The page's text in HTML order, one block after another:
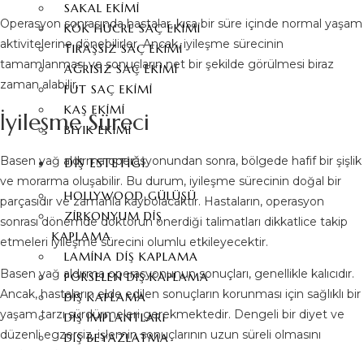
SAKAL EKIMI
KÖK HÜCRE SAÇ EKIMI
TIRAŞSIZ SAÇ EKIMI
AĞRISIZ SAÇ EKIMI
FUT SAÇ EKIMI
KAŞ EKIMI
BIYIK EKIMI
DIŞ ESTETIĞI
HOLLYWOOD GÜLÜŞÜ
ZIRKONYUM DIŞ
KAPLAMA
LAMINA DIŞ KAPLAMA
PORSELEN DIŞ KAPLAMA
DIŞ KAPLAMA
DIŞ İMPLANTLARI
DIŞ BEYAZLATMA
Operasyon sonrasında hastalar, kısa bir süre içinde normal yaşam
aktivitelerine dönebilirler. Ancak, iyileşme sürecinin
tamamlanması ve sonuçların net bir şekilde görülmesi biraz
zaman alabilir.
İyileşme Süreci
Basen yağ aldırma operasyonundan sonra, bölgede hafif bir şişlik
ve morarma oluşabilir. Bu durum, iyileşme sürecinin doğal bir
parçasıdır ve zamanla kaybolacaktır. Hastaların, operasyon
sonrası dönemde doktorun önerdiği talimatları dikkatlice takip
etmeleri iyileşme sürecini olumlu etkileyecektir.
Basen yağ aldırma operasyonunun sonuçları, genellikle kalıcıdır.
Ancak, hastaların elde edilen sonuçların korunması için sağlıklı bir
yaşam tarzı sürdürmeleri gerekmektedir. Dengeli bir diyet ve
düzenli egzersiz, işlemin sonuçlarının uzun süreli olmasını